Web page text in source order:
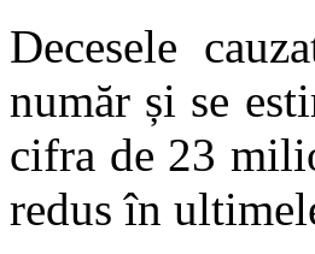
Decesele
număr și se
cifra de 23
redus în